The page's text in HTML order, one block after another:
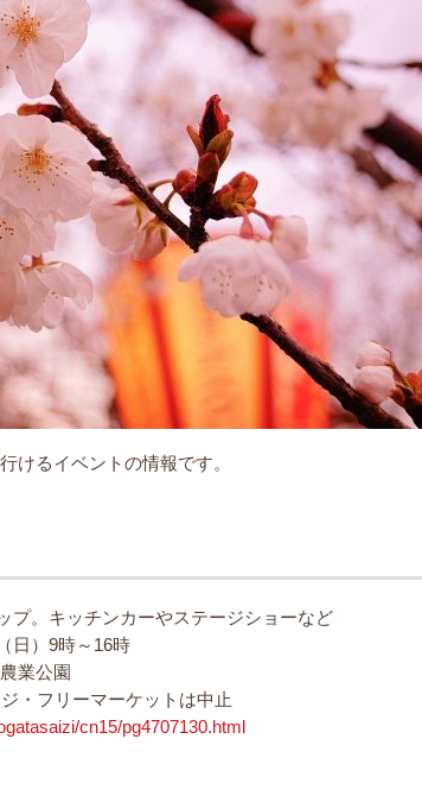
けるイベントの情報です。
プ。キッチンカーやステージショーなど
日）9時～16時
業公園
・フリーマーケットは中止
cn15/pg4707130.html